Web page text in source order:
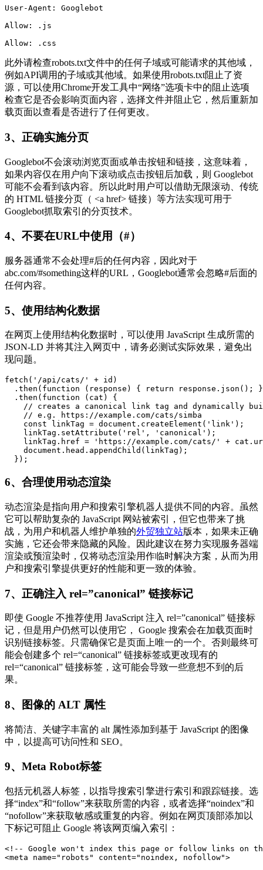
User-Agent: Googlebot
Allow: .js
Allow: .css
此外请检查robots.txt文件中的任何子域或可能请求的其他域，
例如API调用的子域或其他域。如果使用robots.txt阻止了资
源，可以使用Chrome开发工具中“网络”选项卡中的阻止选项
检查它是否会影响页面内容，选择文件并阻止它，然后重新加
载页面以查看是否进行了任何更改。
3、正确实施分页
Googlebot不会滚动浏览页面或单击按钮和链接，这意味着，
如果内容仅在用户向下滚动或点击按钮后加载，则 Googlebot
可能不会看到该内容。所以此时用户可以借助无限滚动、传统
的 HTML 链接分页（ <a href> 链接）等方法实现可用于
Googlebot抓取索引的分页技术。
4、不要在URL中使用（#）
服务器通常不会处理#后的任何内容，因此对于
abc.com/#something这样的URL，Googlebot通常会忽略#后面的
任何内容。
5、使用结构化数据
在网页上使用结构化数据时，可以使用 JavaScript 生成所需的
JSON-LD 并将其注入网页中，请务必测试实际效果，避免出
现问题。
fetch ( '/api/cats/' + id )
. then ( function ( response ) { return response . json ();
. then ( function ( cat )
{
// creates a canonical link tag and dynamically
// e.g. https://example.com/cats/simba
const
linkTag = document . createElement ( 'link' );
linkTag . setAttribute ( 'rel' , 'canonical' );
linkTag . href = 'https://example.com/cats/' + cat .
document . head . appendChild ( linkTag );
});
6、合理使用动态渲染
动态渲染是指向用户和搜索引擎机器人提供不同的内容。虽然
它可以帮助复杂的 JavaScript 网站被索引，但它也带来了挑
战，为用户和机器人维护单独的外贸独立站版本，如果未正确
实施，它还会带来隐藏的风险。因此建议在努力实现服务器端
渲染或预渲染时，仅将动态渲染用作临时解决方案，从而为用
户和搜索引擎提供更好的性能和更一致的体验。
7、正确注入 rel=”canonical” 链接标记
即使 Google 不推荐使用 JavaScript 注入 rel=”canonical” 链接标
记，但是用户仍然可以使用它， Google 搜索会在加载页面时
识别链接标签。只需确保它是页面上唯一的一个。否则最终可
能会创建多个 rel=“canonical” 链接标签或更改现有的
rel=“canonical” 链接标签，这可能会导致一些意想不到的后
果。
8、图像的 ALT 属性
将简洁、关键字丰富的 alt 属性添加到基于 JavaScript 的图像
中，以提高可访问性和 SEO。
9、Meta Robot标签
包括元机器人标签，以指导搜索引擎进行索引和跟踪链接。选
择“index”和“follow”来获取所需的内容，或者选择“noindex”和
“nofollow”来获取敏感或重复的内容。例如在网页顶部添加以
下标记可阻止 Google 将该网页编入索引：
< !-- Google won ' t index this page or follow links on
<meta name="robots" content="noindex, nofollow">